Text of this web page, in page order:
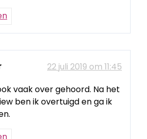
22 juli 2019 om 11:45
vaak over gehoord. Na het
ben ik overtuigd en ga ik